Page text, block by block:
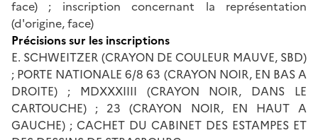
face) ; inscription concernant la représentation
(d'origine, face)
Précisions sur les inscriptions
E. SCHWEITZER (CRAYON DE COULEUR MAUVE, SBD)
; PORTE NATIONALE 6/8 63 (CRAYON NOIR, EN BAS A
DROITE) ; MDXXXIIII (CRAYON NOIR, DANS LE
CARTOUCHE) ; 23 (CRAYON NOIR, EN HAUT A
GAUCHE) ; CACHET DU CABINET DES ESTAMPES ET